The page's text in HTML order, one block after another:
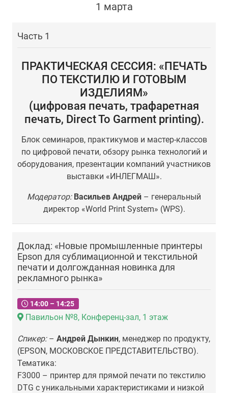
1 марта
Часть 1
ПРАКТИЧЕСКАЯ СЕССИЯ: «ПЕЧАТЬ
ПО ТЕКСТИЛЮ И ГОТОВЫМ
ИЗДЕЛИЯМ»
(цифровая печать, трафаретная
печать, Direct To Garment printing).
Блок семинаров, практикумов и мастер-классов
по цифровой печати, обзору рынка технологий и
оборудования, презентации компаний участников
выставки «ИНЛЕГМАШ».
Модератор: Васильев Андрей – генеральный
директор «World Print System» (WPS).
Доклад: «Новые промышленные принтеры
Epson для сублимационной и текстильной
печати и долгожданная новинка для
рекламного рынка»
14:00 – 14:25
Павильон №8, Конференц-зал, 1 этаж
Спикер:– Андрей Дынкин, менеджер по продукту,
(EPSON, МОСКОВСКОЕ ПРЕДСТАВИТЕЛЬСТВО).
Тематика:
F3000 – принтер для прямой печати по текстилю
DTG с уникальными характеристиками и низкой